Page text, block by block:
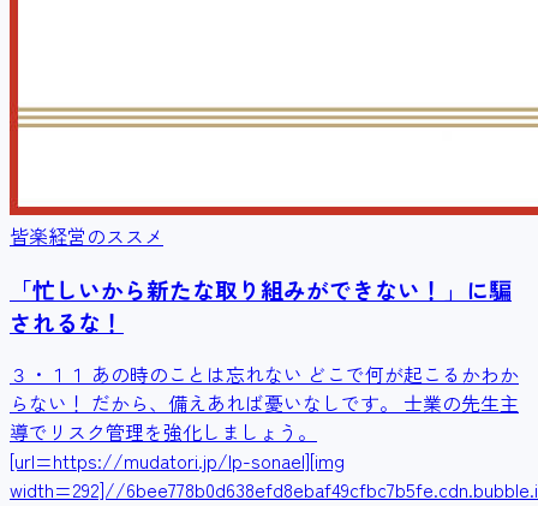
皆楽経営のススメ
「忙しいから新たな取り組みができない！」に騙
されるな！
３・１１ あの時のことは忘れない どこで何が起こるかわか
らない！ だから、備えあれば憂いなしです。 士業の先生主
導でリスク管理を強化しましょう。
[url=https://mudatori.jp/lp-sonael][img
width=292]//